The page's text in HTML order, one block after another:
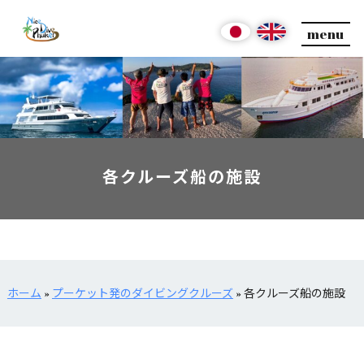
menu
各クルーズ船の施設
ホーム » プーケット発のダイビングクルーズ » 各クルーズ船の施設